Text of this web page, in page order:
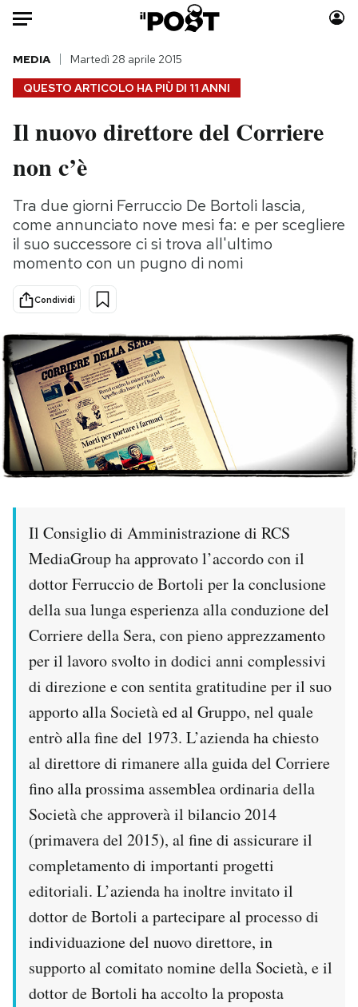
HOME
Italia
Mondo
Politica
Tecnologia
Internet
Scienza
Cultura
Economia
Moda
Storie/Idee
Ok Boomer!
Media
Europa
PODCAST
NEWSLETTER
AREA PERSONALE
Area Personale
Newsletter
Hai bisogno di aiuto?
Esci
QUESTO ARTICOLO HA PIÙ DI 11 ANNI
MEDIA Martedì 28 aprile 2015
Il nuovo direttore del Corriere
non c’è
Tra due giorni Ferruccio De Bortoli lascia,
come annunciato nove mesi fa: e per scegliere
il suo successore ci si trova all'ultimo
momento con un pugno di nomi
Condividi
Il Consiglio di Amministrazione di RCS
MediaGroup ha approvato l’accordo con il
dottor Ferruccio de Bortoli per la conclusione
della sua lunga esperienza alla conduzione del
Corriere della Sera, con pieno apprezzamento
per il lavoro svolto in dodici anni complessivi
di direzione e con sentita gratitudine per il suo
apporto alla Società ed al Gruppo, nel quale
entrò alla fine del 1973. L’azienda ha chiesto
al direttore di rimanere alla guida del Corriere
fino alla prossima assemblea ordinaria della
Società che approverà il bilancio 2014
(primavera del 2015), al fine di assicurare il
completamento di importanti progetti
editoriali. L’azienda ha inoltre invitato il
dottor de Bortoli a partecipare al processo di
individuazione del nuovo direttore, in
supporto al comitato nomine della Società, e il
dottor de Bortoli ha accolto la proposta